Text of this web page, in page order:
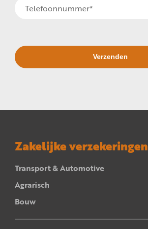
Zakelijke verzekeringen
Transport & Automotive
Agrarisch
Bouw